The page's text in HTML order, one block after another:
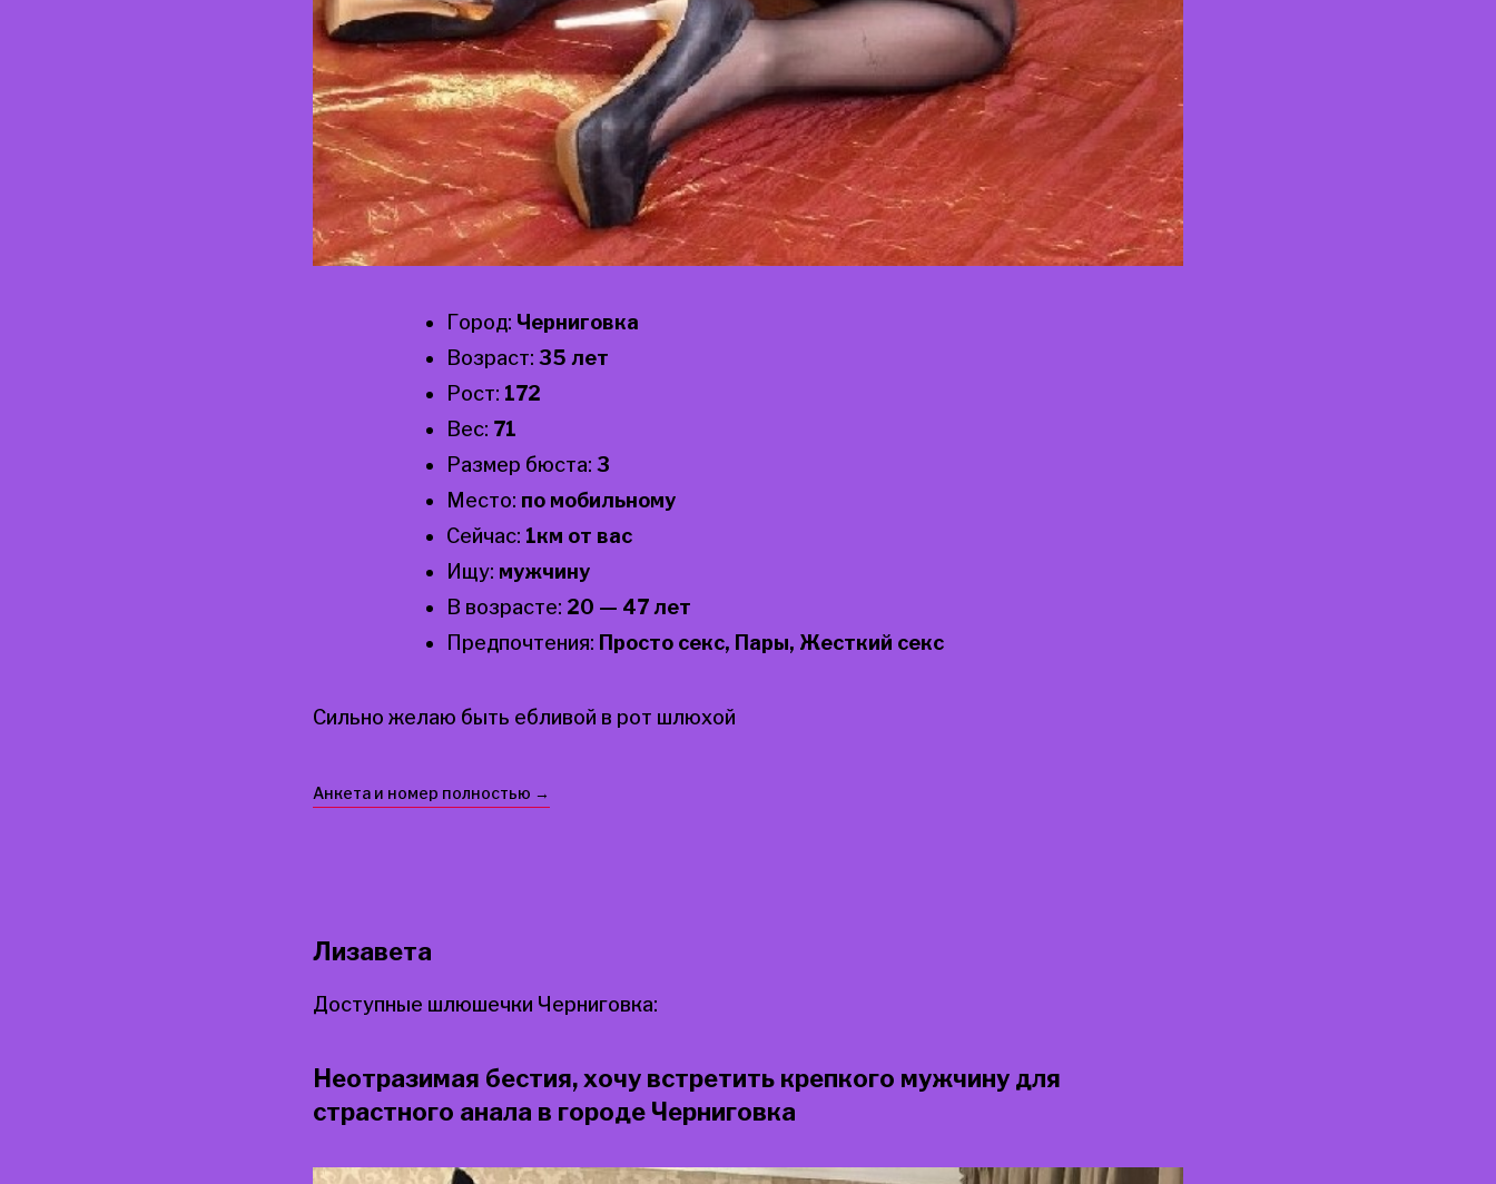
Город: Черниговка
Возраст: 35 лет
Рост: 172
Вес: 71
Размер бюста: 3
Место: по мобильному
Сейчас: 1км от вас
Ищу: мужчину
В возрасте: 20 — 47 лет
Предпочтения: Просто секс, Пары, Жесткий секс
Сильно желаю быть ебливой в рот шлюхой
Анкета и номер полностью →
Лизавета
Доступные шлюшечки Черниговка:
Неотразимая бестия, хочу встретить крепкого мужчину для
страстного анала в городе Черниговка